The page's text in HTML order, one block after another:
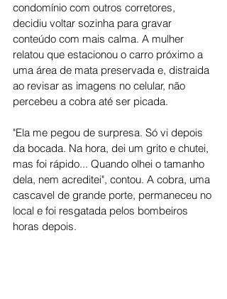
condomínio com outros corretores,
decidiu voltar sozinha para gravar
conteúdo com mais calma. A mulher
relatou que estacionou o carro próximo a
uma área de mata preservada e, distraida
ao revisar as imagens no celular, não
percebeu a cobra até ser picada.
"Ela me pegou de surpresa. Só vi depois
da bocada. Na hora, dei um grito e chutei,
mas foi rápido... Quando olhei o tamanho
dela, nem acreditei", contou. A cobra, uma
cascavel de grande porte, permaneceu no
local e foi resgatada pelos bombeiros
horas depois.